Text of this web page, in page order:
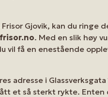
Gjovik, kan du ringe
. Med en slik høy
vil få en enestående
adresse i
et så sterkt rykte.